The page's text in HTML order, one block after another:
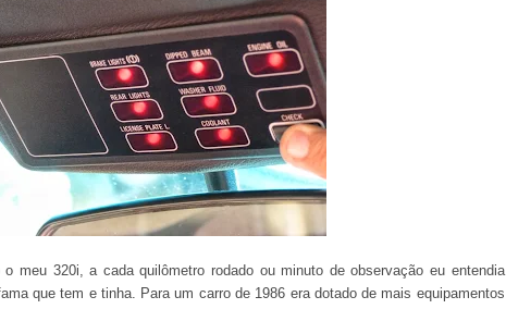
o meu 320i, a cada quilômetro rodado ou minuto de observação eu entendia
que tem e tinha. Para um carro de 1986 era dotado de mais equipamentos